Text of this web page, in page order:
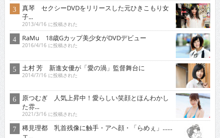
真琴 セクシーDVDをリリースした元ひきこもり女
子...
2013/4/16 に投稿された
RaMu 18歳Gカップ美少女がDVDデビュー
2016/4/16 に投稿された
土村 芳 新進女優が「愛の渦」監督舞台に
2014/7/16 に投稿された
原つむぎ 人気上昇中！愛らしい笑顔とほんわかし
た雰...
2021/3/16 に投稿された
稀見理都 乳首残像に触手・アヘ顔・「らめぇ」……